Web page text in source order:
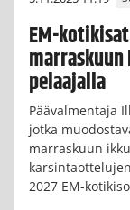
EM-
marraskuun
pelaajalla
Päävalmentaja
jotka
marraskuun
2027 EM-